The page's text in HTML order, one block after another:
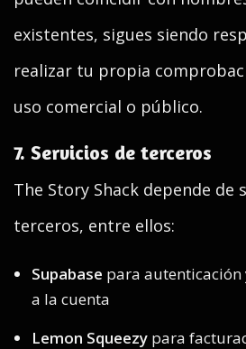
existentes, sigues siendo
realizar tu propia
uso comercial o público.
7. Servicios de terceros
The Story Shack depende de
terceros, entre ellos:
Supabase para
a la cuenta
Lemon Squeezy para